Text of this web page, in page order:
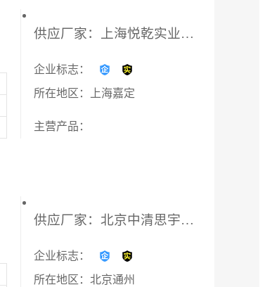
商场道具等
供应厂家：上海悦乾实业有限公司
企业标志：
所在地区：上海嘉定
主营产品：
供应厂家：北京中清思宇科技有限公司
企业标志：
所在地区：北京通州